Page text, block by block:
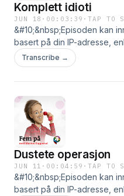
Komplett idioti
JUN 18 · 00:03:39 ·TAP TO
&#10;&nbsp;Episoden kan
basert på din IP-adresse,
smartpod.no/personvern
deling av data.
Transcribe →
Dustete operasjon
JUN 11 · 00:04:59 ·TAP TO
&#10;&nbsp;Episoden kan
basert på din IP-adresse,